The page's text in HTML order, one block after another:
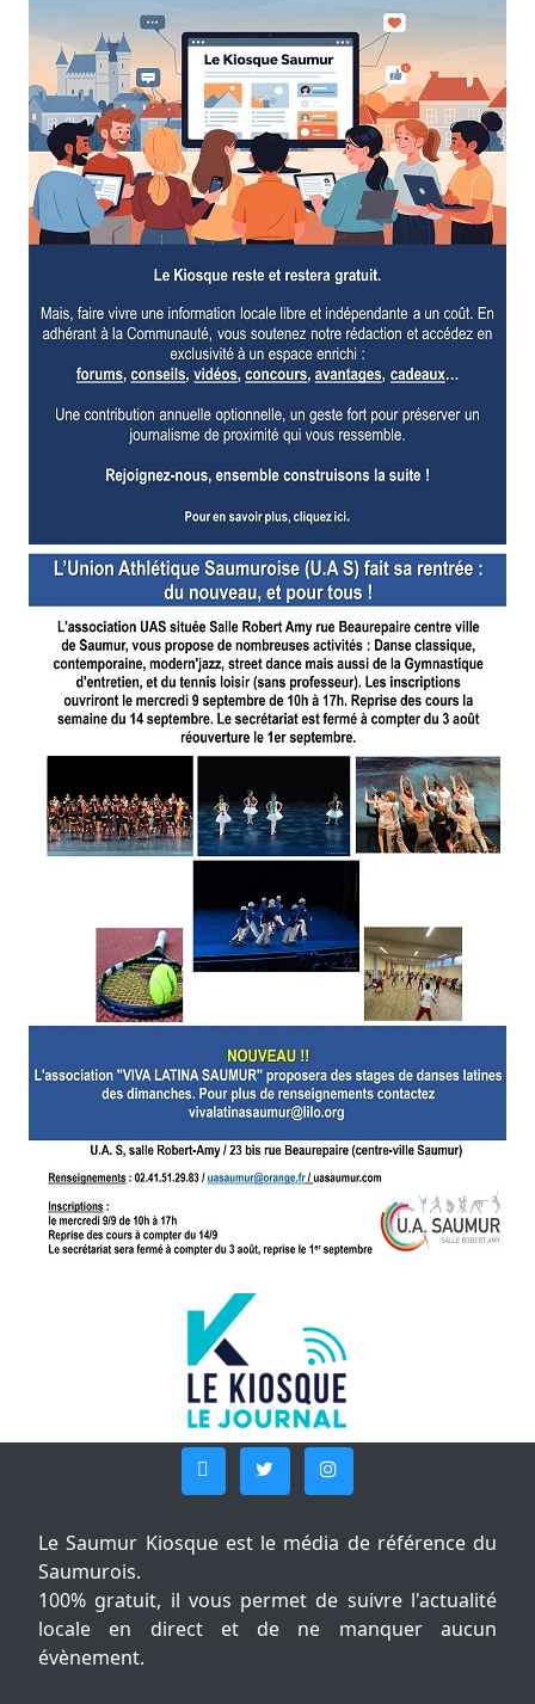
Le Saumur Kiosque est le média de référence du
Saumurois.
100% gratuit, il vous permet de suivre l'actualité
locale en direct et de ne manquer aucun
évènement.